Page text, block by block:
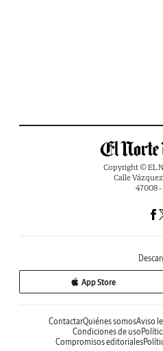
Copyright © EL
Calle
47008
App Store
ContactarQuiénes somosAviso
Condiciones de uso
Compromisos editoriales